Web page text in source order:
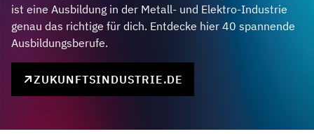
ist eine Ausbildung in der Metall- und Elektro-Industrie
genau das richtige für dich. Entdecke hier 40 spannende
Ausbildungsberufe.
ZUKUNFTSINDUSTRIE.DE